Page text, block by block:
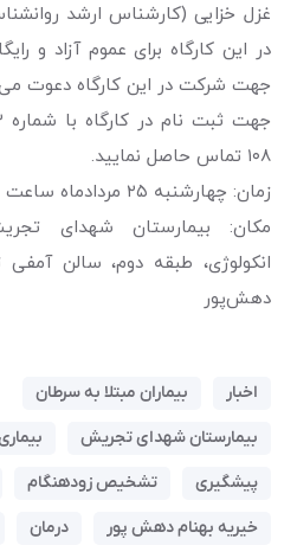
غزل خزایی (کارشناس ارشد
در این کارگاه برای عموم آزاد و
جهت شرکت در این کارگاه دعوت
۱۰۸ تماس حاصل نمایید.
زمان: چهارشنبه ۲۵ مردادماه ساعت ۱۰ تا ۱۲
مکان: بیمارستان شهدای
انکولوژی، طبقه دوم، سالن
دهش‌پور
اخبار
بیماران مبتلا به سرطان
بیمارستان شهدای تجریش
پیشگیری
تشخیص زودهنگام
خیریه بهنام دهش پور
درمان